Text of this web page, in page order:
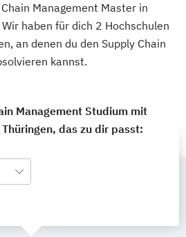
Management Master in
haben für dich 2 Hochschulen
an denen du den Supply Chain
kannst.
Management Studium mit
das zu dir passt: